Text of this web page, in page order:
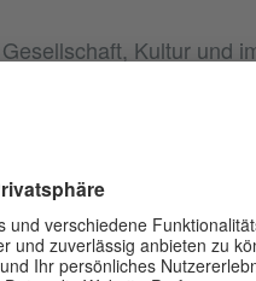
Kultur und
vor und nach dem
von diesem
und
brachte in
Film und den
die New Wave mit